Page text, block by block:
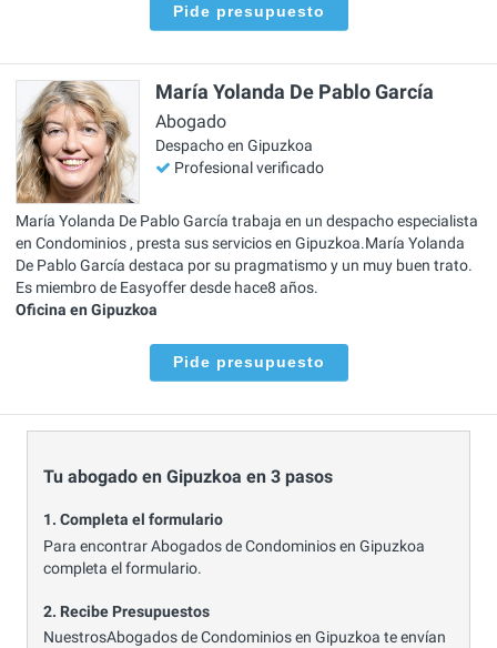
Pide presupuesto
María Yolanda De Pablo García
Abogado
Despacho en Gipuzkoa
Profesional verificado
María Yolanda De Pablo García trabaja en un despacho especialista
en Condominios , presta sus servicios en Gipuzkoa.María Yolanda
De Pablo García destaca por su pragmatismo y un muy buen trato.
Es miembro de Easyoffer desde hace8 años.
Oficina en Gipuzkoa
Pide presupuesto
Tu abogado en Gipuzkoa en 3 pasos
1. Completa el formulario
Para encontrar Abogados de Condominios en Gipuzkoa
completa el formulario.
2. Recibe Presupuestos
NuestrosAbogados de Condominios en Gipuzkoa te envían